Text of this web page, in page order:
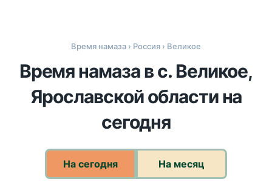
Время намаза › Россия › Великое
Время намаза в с. Великое,
Ярославской области на
сегодня
На сегодня На месяц